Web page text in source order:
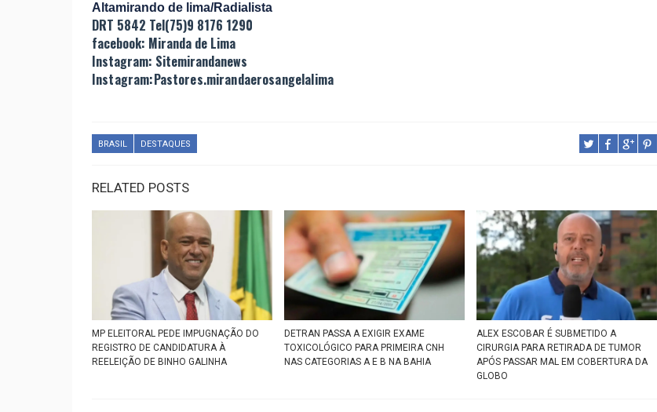
Altamirando de lima/Radialista
DRT 5842 Tel(75)9 8176 1290
facebook: Miranda de Lima
Instagram: Sitemirandanews
Instagram:Pastores.mirandaerosangelalima
BRASIL DESTAQUES
RELATED POSTS
MP ELEITORAL PEDE IMPUGNAÇÃO DO
REGISTRO DE CANDIDATURA À
REELEIÇÃO DE BINHO GALINHA
DETRAN PASSA A EXIGIR EXAME
TOXICOLÓGICO PARA PRIMEIRA CNH
NAS CATEGORIAS A E B NA BAHIA
ALEX ESCOBAR É SUBMETIDO A
CIRURGIA PARA RETIRADA DE TUMOR
APÓS PASSAR MAL EM COBERTURA DA
GLOBO